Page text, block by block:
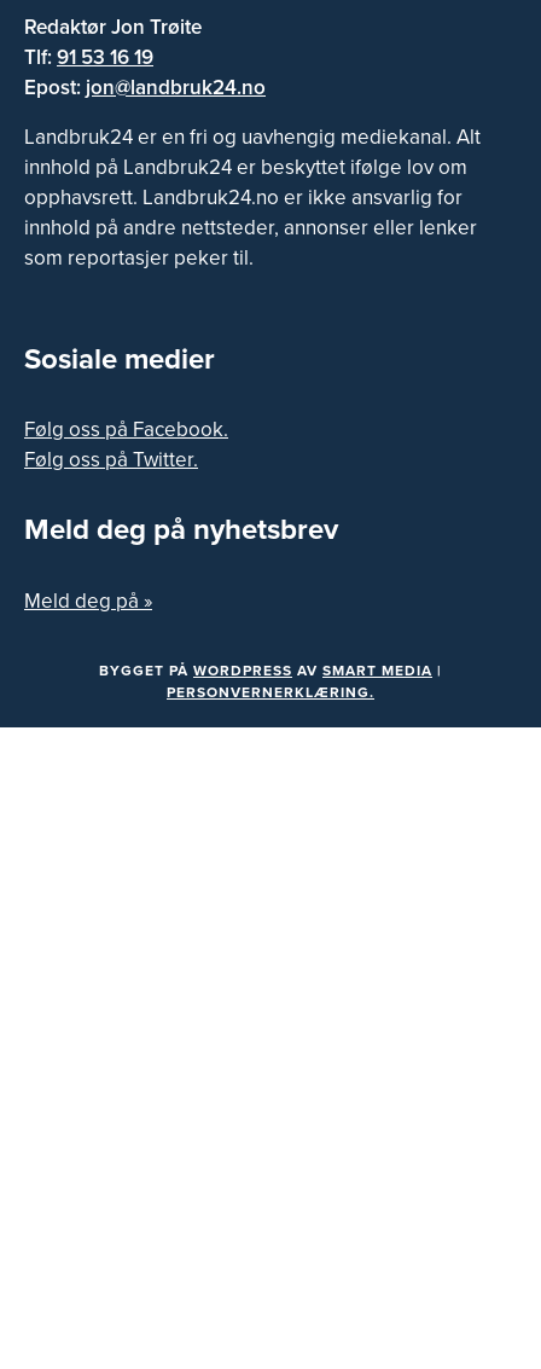
Redaktør Jon Trøite
Tlf:91 53 16 19
Epost: jon@landbruk24.no
Landbruk24 er en fri og uavhengig mediekanal. Alt
innhold på Landbruk24 er beskyttet ifølge lov om
opphavsrett. Landbruk24.no er ikke ansvarlig for
innhold på andre nettsteder, annonser eller lenker
som reportasjer peker til.
Sosiale medier
Følg oss på Facebook.
Følg oss på Twitter.
Meld deg på nyhetsbrev
Meld deg på »
BYGGET PÅ WORDPRESS AV SMART MEDIA |
PERSONVERNERKLÆRING.